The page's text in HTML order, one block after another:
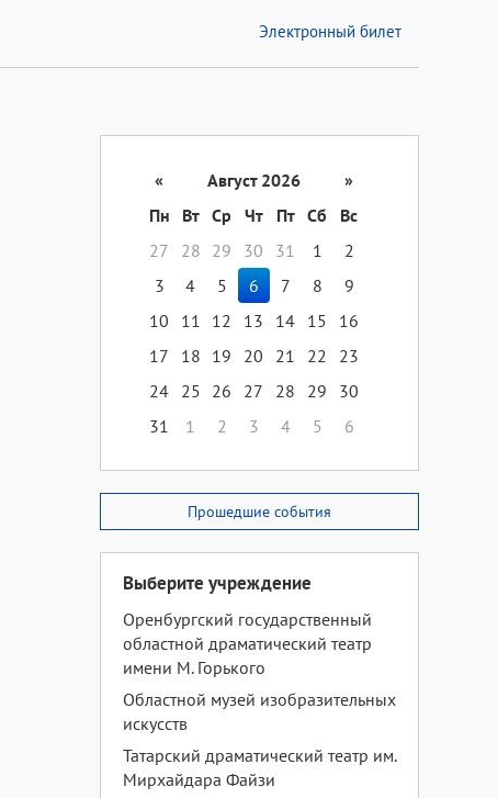
Электронный билет
« Август 2026
»
Пн
Вт Ср Чт Пт Сб
Вс
27
28 29 30 31 1
2
3
4 5 6 7 8
9
10
11 12 13 14 15
16
17
18 19 20 21 22
23
24 25 26 27 28 29
30
31
1 2 3 4 5 6
Прошедшие события
Выберите учреждение
Оренбургский государственный
областной драматический театр
имени М. Горького
Областной музей изобразительных
искусств
Татарский драматический театр им.
Мирхайдара Файзи